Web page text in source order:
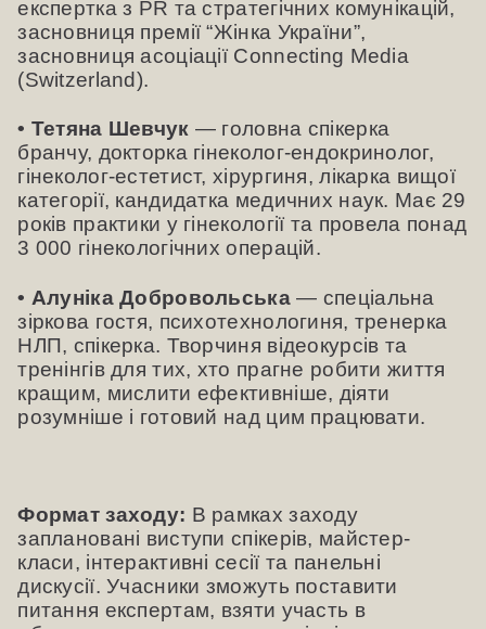
експертка з PR та стратегічних комунікацій,
засновниця премії “Жінка України”,
засновниця асоціації Connecting Media
(Switzerland).
• Тетяна Шевчук — головна спікерка
бранчу, докторка гінеколог-ендокринолог,
гінеколог-естетист, хірургиня, лікарка вищої
категорії, кандидатка медичних наук. Має 29
років практики у гінекології та провела понад
3 000 гінекологічних операцій.
• Алуніка Добровольська— спеціальна
зіркова гостя, психотехнологиня, тренерка
НЛП, спікерка. Творчиня відеокурсів та
тренінгів для тих, хто прагне робити життя
кращим, мислити ефективніше, діяти
розумніше і готовий над цим працювати.
Формат заходу: В рамках заходу
заплановані виступи спікерів, майстер-
класи, інтерактивні сесії та панельні
дискусії. Учасники зможуть поставити
питання експертам, взяти участь в